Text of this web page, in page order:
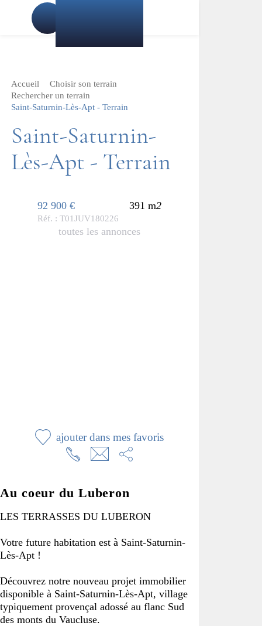
Accueil
Choisir son terrain
Rechercher un terrain
Saint-Saturnin-Lès-Apt - Terrain
Saint-Saturnin-
Lès-Apt - Terrain
92 900 € 391 m2
Réf. : T01JUV180226
toutes les annonces
ajouter dans mes favoris
Au coeur du Luberon
LES TERRASSES DU LUBERON
Votre future habitation est à Saint-Saturnin-
Lès-Apt !
Découvrez notre nouveau projet immobilier
disponible à Saint-Saturnin-Lès-Apt, village
typiquement provençal adossé au flanc Sud
des monts du Vaucluse.